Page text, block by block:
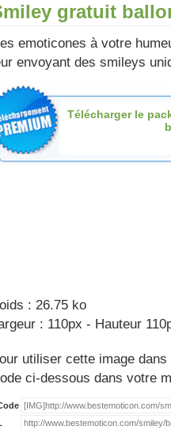
gratuit
emoticones à votre
envoyant des smileys
Télécharger le
: 26.75 ko
: 110px - Hauteur
utiliser cette image
ci-dessous dans votre